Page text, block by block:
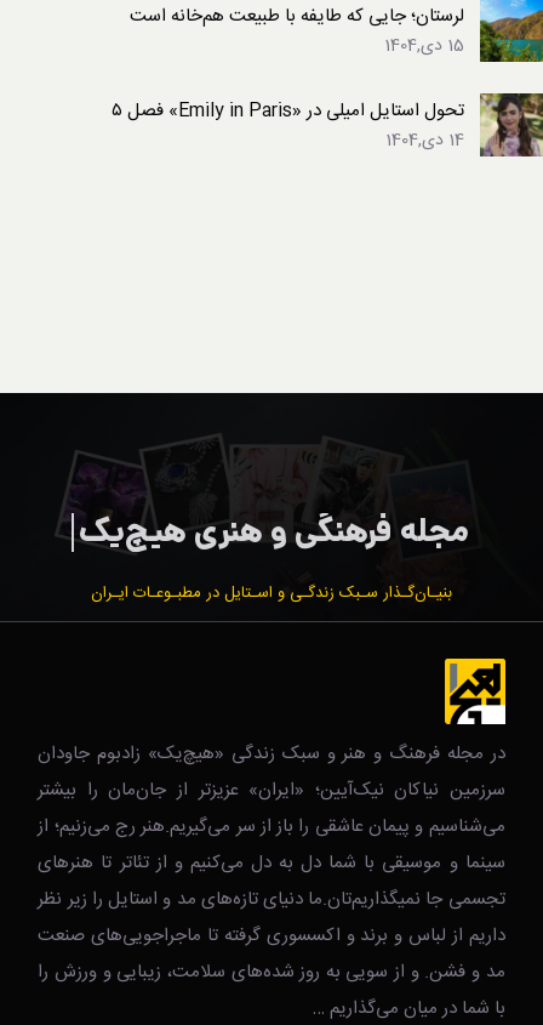
لرستان؛ جایی که طایفه با طبیعت هم‌خانه است
15 دی,1404
تحول استایل امیلی در «Emily in Paris» فصل ۵
14 دی,1404
بنیـان‌گـذار سـبک زندگـی و اسـتایل در مطبـوعـات ایـران
در مجله فرهنگ و هنر و سبک زندگی‌ «هیچ‌یک» زادبوم جاودان
سرزمین نیاکان نیک‌‌‌آیین؛ «ایران» عزیزتر از جان‌مان را بیشتر
می‌شناسیم و پیمان عاشقی را باز از سر می‌گیریم.هنر رج می‌زنیم؛ از
سینما و موسیقی با شما دل به دل می‌کنیم و از تئاتر تا هنرهای
تجسمی جا نمیگذاریم‌تان.ما دنیای تازه‌های مد و استایل را زیر نظر
داریم از لباس و برند و اکسسوری گرفته تا ماجراجویی‌های صنعت
مد و فشن. و از سویی به روز شده‌های سلامت، زیبایی و ورزش را
با شما در میان می‌گذاریم …